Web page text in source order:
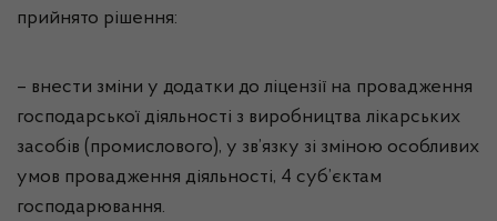
прийнято рішення:
– внести зміни у додатки до ліцензії на провадження
господарської діяльності з виробництва лікарських
засобів (промислового), у зв’язку зі зміною особливих
умов провадження діяльності, 4 суб’єктам
господарювання.